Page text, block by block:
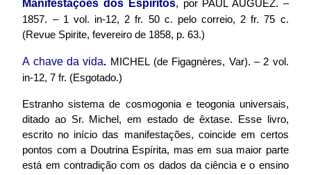
Manifestações dos Espíritos, por PAUL AUGUEZ. –
1857. – 1 vol. in-12, 2 fr. 50 c. pelo correio, 2 fr. 75 c.
(Revue Spirite, fevereiro de 1858, p. 63.)
A chave da vida. MICHEL (de Figagnères, Var). – 2 vol.
in-12, 7 fr. (Esgotado.)
Estranho sistema de cosmogonia e teogonia universais,
ditado ao Sr. Michel, em estado de êxtase. Esse livro,
escrito no início das manifestações, coincide em certos
pontos com a Doutrina Espírita, mas em sua maior parte
está em contradição com os dados da ciência e o ensino